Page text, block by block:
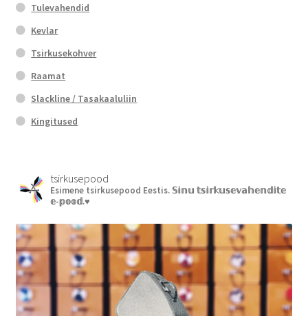
Tulevahendid
Kevlar
Tsirkusekohver
Raamat
Slackline / Tasakaaluliin
Kingitused
tsirkusepood
Esimene tsirkusepood Eestis. 𝕊𝕚𝕟𝕦 𝕥𝕤𝕚𝕣𝕜𝕦𝕤𝕖𝕧𝕒𝕙𝕖𝕟𝕕𝕚𝕥𝕖
𝕖-𝕡𝕠𝕠𝕕.♥︎